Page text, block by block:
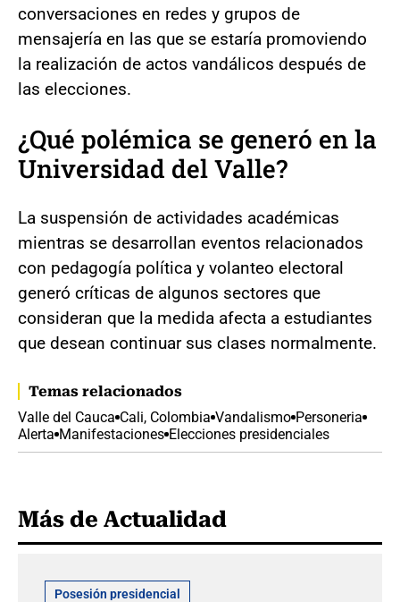
conversaciones en redes y grupos de
mensajería en las que se estaría promoviendo
la realización de actos vandálicos después de
las elecciones.
¿Qué polémica se generó en la
Universidad del Valle?
La suspensión de actividades académicas
mientras se desarrollan eventos relacionados
con pedagogía política y volanteo electoral
generó críticas de algunos sectores que
consideran que la medida afecta a estudiantes
que desean continuar sus clases normalmente.
Temas relacionados
Valle del Cauca Cali, Colombia Vandalismo Personeria
Alerta Manifestaciones Elecciones presidenciales
Más de Actualidad
Posesión presidencial